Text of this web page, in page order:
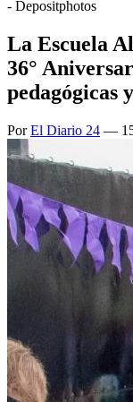
- Depositphotos
La Escuela
36°
pedagógicas
PorEl Diario 24 — 15